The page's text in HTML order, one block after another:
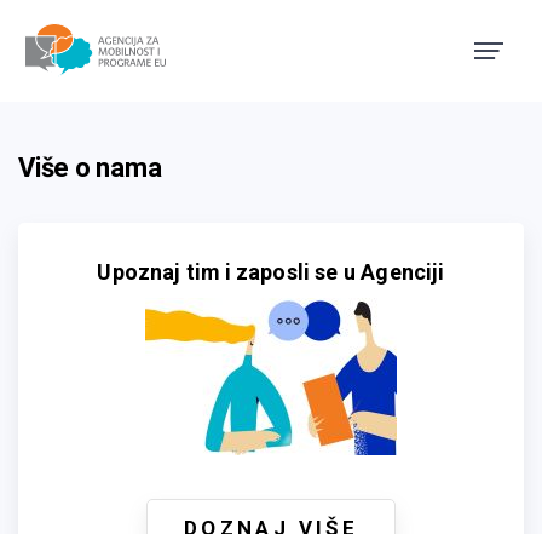
Više o nama
Upoznaj tim i zaposli se u Agenciji
DOZNAJ VIŠE